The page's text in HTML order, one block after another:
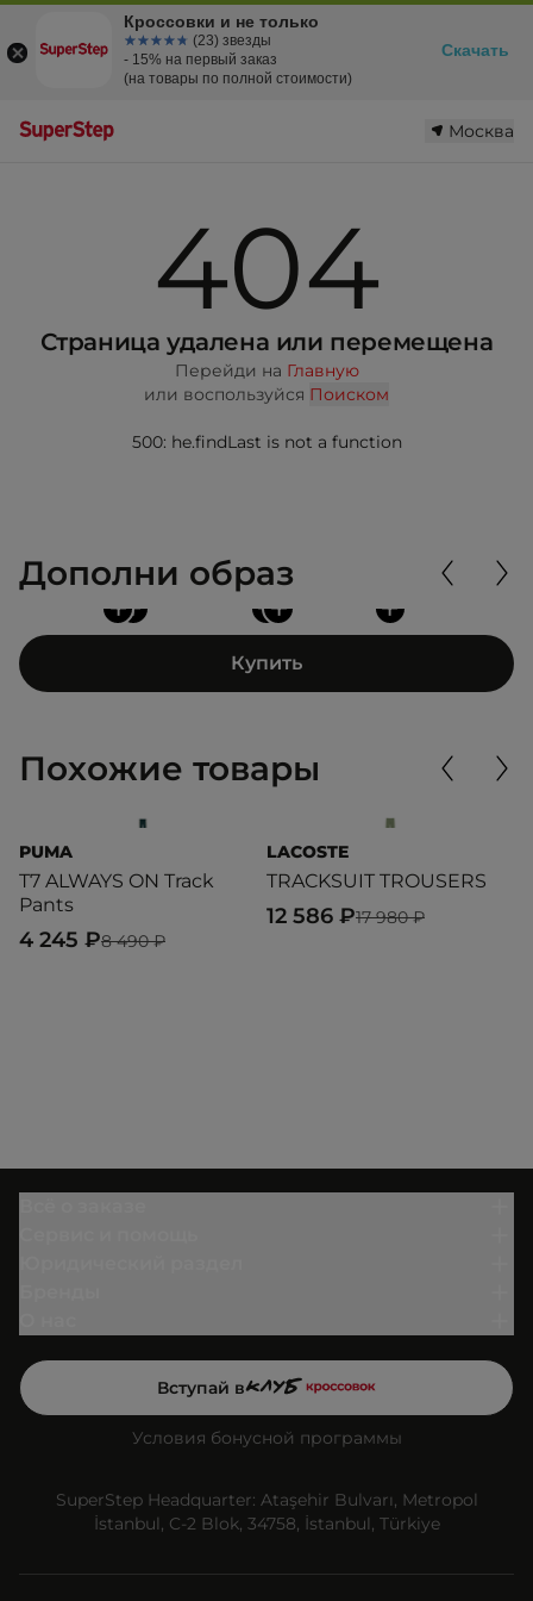
Москва
404
Страница удалена или перемещена
Перейди на Главную
или воспользуйся Поиском
500: he.findLast is not a function
Дополни образ
+
+ + +
+
Купить
Похожие товары
PUMA
T7 ALWAYS ON Track
Pants
8 490 ₽
4 245 ₽
LACOSTE
TRACKSUIT TROUSERS
17 980 ₽
12 586 ₽
Вступай в
Условия бонусной программы
SuperStep Headquarter: Ataşehir Bulvarı, Metropol
İstanbul, C-2 Blok, 34758, İstanbul, Türkiye
Кроссовки и не только
☆☆☆☆☆
★★★★★ (23) звезды
- 15% на первый заказ
(на товары по полной стоимости)
Скачать